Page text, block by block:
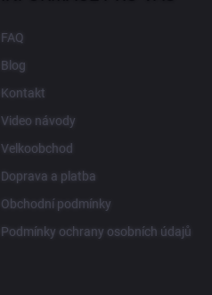
FAQ
Blog
Kontakt
Video návody
Velkoobchod
Doprava a platba
Obchodní podmínky
Podmínky ochrany osobních údajů